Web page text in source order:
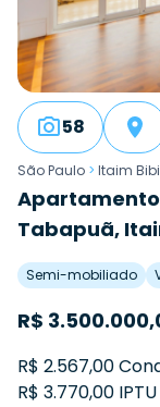
58
São Paulo > Itaim Bibi
Apartamento
Tabapuã,
Semi-mobiliado
R$
R$ 2.567,00
R$ 3.770,00